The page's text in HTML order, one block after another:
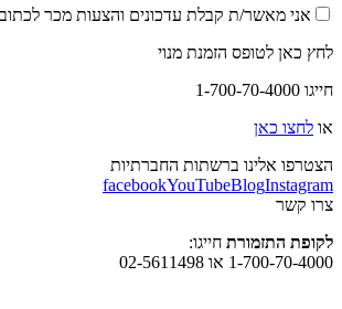
אני מאשר/ת קבלת עדכונים והצעות מכר
לחץ כאן לטופס הזמנת מנוי
חייגו 1-700-70-4000
או לחצו כאן
הצטרפו אלינו ברשתות החברתיות
facebookYouTubeBlogInstagram
צרו קשר
לקופת התזמורת חייגו:
1-700-70-4000 או 02-5611498